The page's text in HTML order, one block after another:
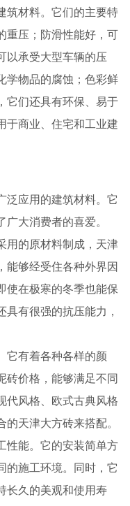
筑材料。它们的主要特
重压；防滑性能好，可
以承受大型车辆的压
学物品的腐蚀；色彩鲜
它们还具有环保、易于
于商业、住宅和工业建
泛应用的建筑材料。它
大消费者的喜爱。
用的原材料制成，天津
能够经受住各种外界因
使在极寒的冬季也能保
有很强的抗压能力，
它有着各种各样的颜
砖价格，能够满足不同
代风格、欧式古典风格
天津大方砖来搭配。
性能。它的安装简单方
的施工环境。同时，它
长久的美观和使用寿